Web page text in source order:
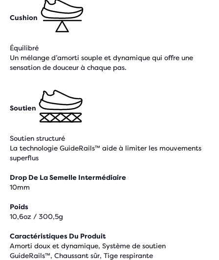
Cushion
Équilibré
Un mélange d’amorti souple et dynamique qui offre une
sensation de douceur à chaque pas.
Soutien
Soutien structuré
La technologie GuideRails™ aide à limiter les mouvements
superflus
Drop De La Semelle Intermédiaire
10mm
Poids
10,6oz / 300,5g
Caractéristiques Du Produit
Amorti doux et dynamique, Système de soutien
GuideRails™, Chaussant sûr, Tige respirante